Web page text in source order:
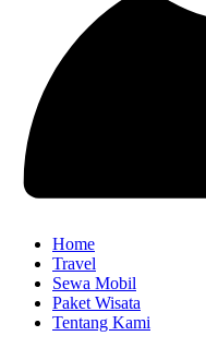
Home
Travel
Sewa Mobil
Paket Wisata
Tentang Kami